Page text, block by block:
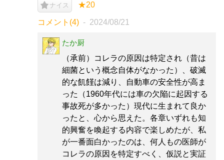
ナイス ★20
コメント(4) 2024/08/21
たか厨
（承前）コレラの原因は特定され（昔は
細菌という概念自体がなかった）、破滅
的な飢饉は減り、自動車の安全性が高ま
った（1960年代には車の欠陥に起因する
事故死が多かった）現代に生まれて良か
ったと、心から思えた。各章いずれも知
的興奮を喚起する内容で楽しめたが、私
が一番面白かったのは、何人もの医師が
コレラの原因を特定すべく、仮説と実証